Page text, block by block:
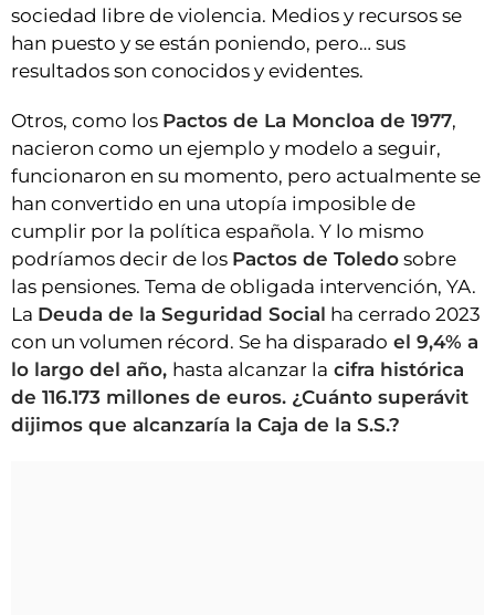
sociedad libre de violencia. Medios y recursos se
han puesto y se están poniendo, pero… sus
resultados son conocidos y evidentes.
Otros, como los Pactos de La Moncloa de 1977,
nacieron como un ejemplo y modelo a seguir,
funcionaron en su momento, pero actualmente se
han convertido en una utopía imposible de
cumplir por la política española. Y lo mismo
podríamos decir de los Pactos de Toledo sobre
las pensiones. Tema de obligada intervención, YA.
La Deuda de la Seguridad Social ha cerrado 2023
con un volumen récord. Se ha disparado el 9,4% a
lo largo del año, hasta alcanzar la cifra histórica
de 116.173 millones de euros. ¿Cuánto superávit
dijimos que alcanzaría la Caja de la S.S.?